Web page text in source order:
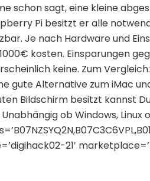
schon sagt, eine kleine
Pi besitzt er alle
Je nach Hardware und
1000€ kosten. Einsparungen
keine. Zum
gute Alternative zum iMac
Bildschirm besitzt kannst
ob Windows, Linux
21′